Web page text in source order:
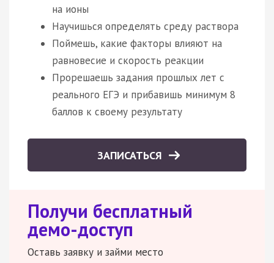
на ионы
Научишься определять среду раствора
Поймешь, какие факторы влияют на
равновесие и скорость реакции
Прорешаешь задания прошлых лет с
реального ЕГЭ и прибавишь минимум 8
баллов к своему результату
ЗАПИСАТЬСЯ
Получи бесплатный
демо-доступ
Оставь заявку и займи место